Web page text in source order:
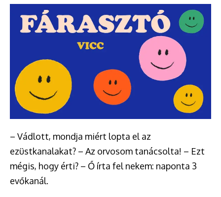
– Vádlott, mondja miért lopta el az
ezüstkanalakat? – Az orvosom tanácsolta! – Ezt
mégis, hogy érti? – Ő írta fel nekem: naponta 3
evőkanál.